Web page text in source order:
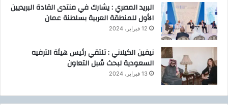
البريد المصري : يشارك في منتدى القادة البريديين
الأول للمنطقة العربية بسلطنة عمان
12 فبراير، 2024
نيفين الكيلاني : تلتقي رئيس هيئة الترفيه
السعودية لبحث سُبل التعاون
13 فبراير، 2024